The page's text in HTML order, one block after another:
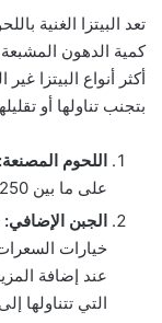
تعد البيتزا الغنية
كمية الدهون المشبعة
أكثر أنواع البيتزا
بتجنب تناولها أو
اللحوم المصنعة:
على ما بين 250-300 سعرة حرارية.
الجبن الإضافي:
خيارات السعرات
عند إضافة
التي تتناولها إلى 312 أو أكثر لكل 100 جرام.